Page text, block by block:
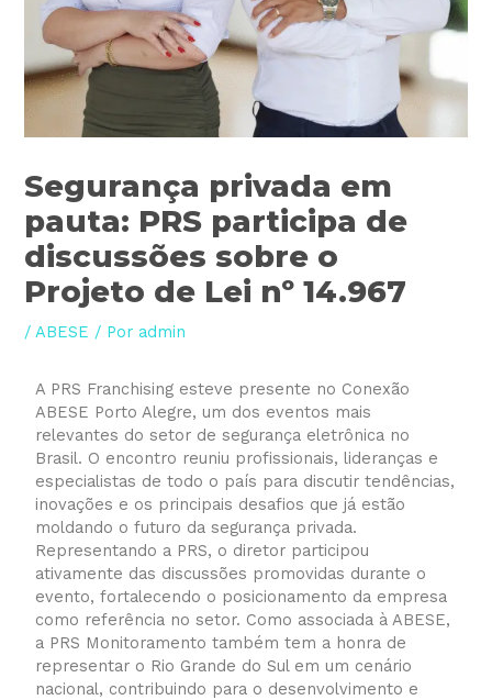
Segurança privada em
pauta: PRS participa de
discussões sobre o
Projeto de Lei nº 14.967
/ABESE / Por admin
A PRS Franchising esteve presente no Conexão
ABESE Porto Alegre, um dos eventos mais
relevantes do setor de segurança eletrônica no
Brasil. O encontro reuniu profissionais, lideranças e
especialistas de todo o país para discutir tendências,
inovações e os principais desafios que já estão
moldando o futuro da segurança privada.
Representando a PRS, o diretor participou
ativamente das discussões promovidas durante o
evento, fortalecendo o posicionamento da empresa
como referência no setor. Como associada à ABESE,
a PRS Monitoramento também tem a honra de
representar o Rio Grande do Sul em um cenário
nacional, contribuindo para o desenvolvimento e